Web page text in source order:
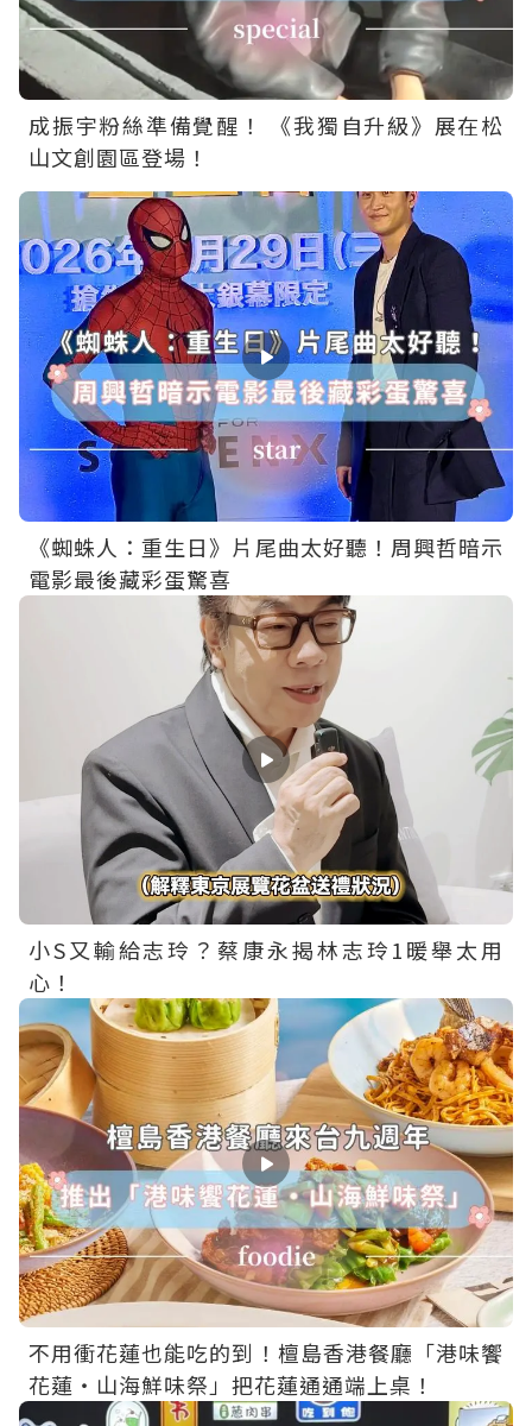
成振宇粉絲準備覺醒！ 《我獨自升級》展在松
山文創園區登場！
《蜘蛛人：重生日》片尾曲太好聽！周興哲暗示
電影最後藏彩蛋驚喜
小S又輸給志玲？蔡康永揭林志玲1暖舉太用
心！
不用衝花蓮也能吃的到！檀島香港餐廳「港味饗
花蓮・山海鮮味祭」把花蓮通通端上桌！